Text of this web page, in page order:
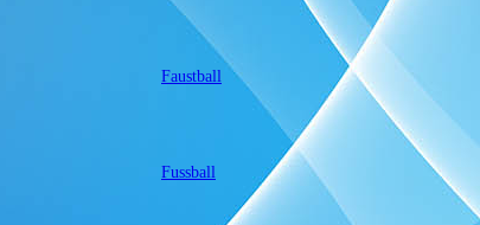
Faustball
Fussball